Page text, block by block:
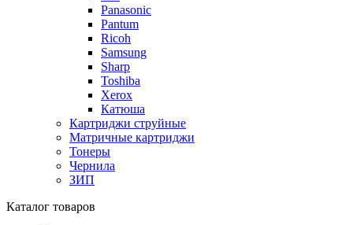
Panasonic
Pantum
Ricoh
Samsung
Sharp
Toshiba
Xerox
Катюша
Картриджи струйные
Матричные картриджи
Тонеры
Чернила
ЗИП
Каталог товаров